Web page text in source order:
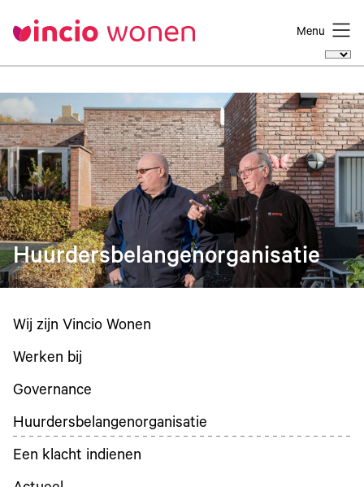
Menu
Huurdersbelangenorganisatie
Wij zijn Vincio Wonen
Werken bij
Governance
Huurdersbelangenorganisatie
Een klacht indienen